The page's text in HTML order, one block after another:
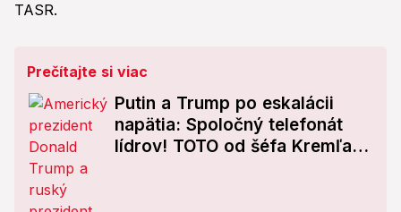
TASR.
Prečítajte si viac
Putin a Trump po eskalácii
napätia: Spoločný telefonát
lídrov! TOTO od šéfa Kremľa